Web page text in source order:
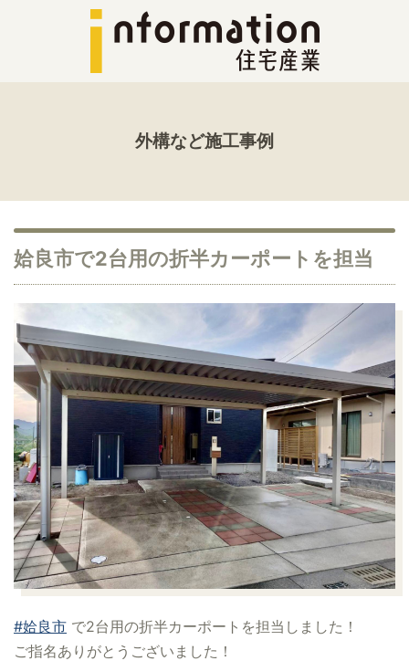
外構など施工事例
姶良市で2台用の折半カーポートを担当
#姶良市 で2台用の折半カーポートを担当しました！
ご指名ありがとうございました！